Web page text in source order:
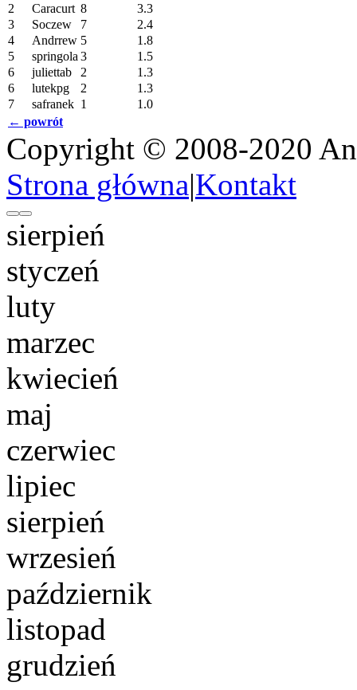
2
Caracurt 8
3.3
3
Soczew 7
2.4
4
Andrrew 5
1.8
5
springola 3
1.5
6
juliettab 2
1.3
6
lutekpg 2
1.3
7
safranek 1
1.0
← powrót
Copyright © 2008-2020
Strona główna|Kontakt
sierpień
styczeń
luty
marzec
kwiecień
maj
czerwiec
lipiec
sierpień
wrzesień
październik
listopad
grudzień